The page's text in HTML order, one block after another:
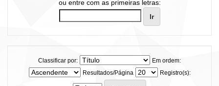
ou entre com as primeiras letras:
Classificar por:
Em ordem:
Resultados/Página
Registro(s):